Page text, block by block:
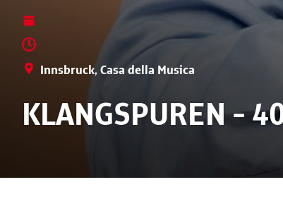
Innsbruck, Casa della Musica
KLANGSPUREN -